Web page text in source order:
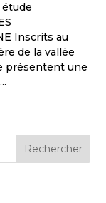
étude
Inscrits au
de la vallée
présentent une
Rechercher